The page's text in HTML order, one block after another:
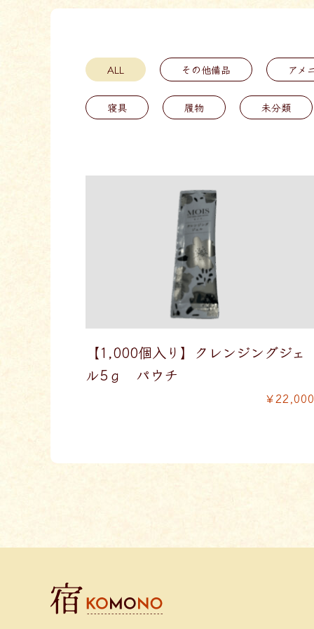
ALL その他備品 アメ
寝具 履物 未分類
【1,000個入り】クレンジングジェ
ル5ｇ パウチ
￥22,000